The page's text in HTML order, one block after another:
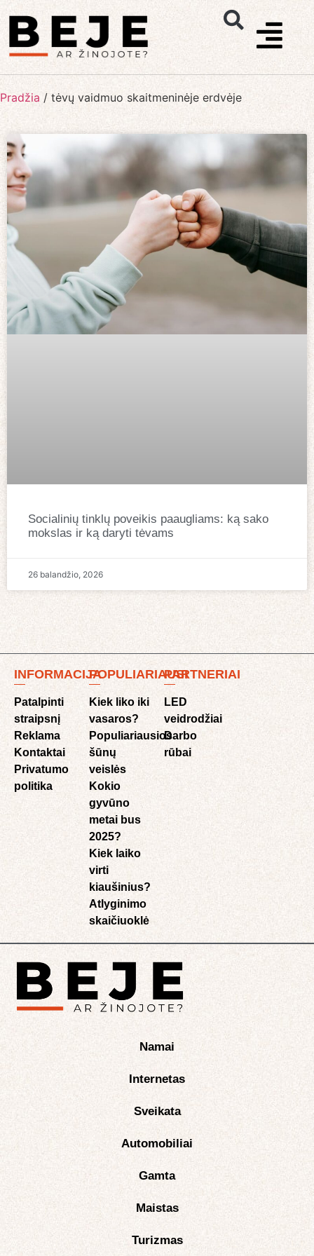
Pradžia / tėvų vaidmuo skaitmeninėje erdvėje
Socialinių tinklų poveikis paaugliams: ką sako
mokslas ir ką daryti tėvams
26 balandžio, 2026
INFORMACIJA
Patalpinti
straipsnį
Reklama
Kontaktai
Privatumo
politika
POPULIARIAUSI
Kiek liko iki
vasaros?
Populiariausios
šūnų
veislės
Kokio
gyvūno
metai bus
2025?
Kiek laiko
virti
kiaušinius?
Atlyginimo
skaičiuoklė​
PARTNERIAI
LED
veidrodžiai
Darbo
rūbai
Namai
Internetas
Sveikata
Automobiliai
Gamta
Maistas
Turizmas